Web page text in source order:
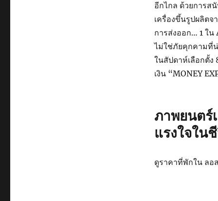
อีกไกล ด้วยการส
เครื่องขึ้นรูปผลิตจ
การส่งออก… 1 ใ
ไม่ใช่ภัยคุกคามที่
ในสัปดาห์เลือกตั้
เงิน “MONEY
ภาพยนตร์
แรงใจใน
ดูราคาที่พักใน ลอ